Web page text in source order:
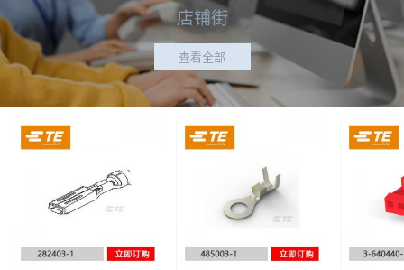
店铺街
查看全部